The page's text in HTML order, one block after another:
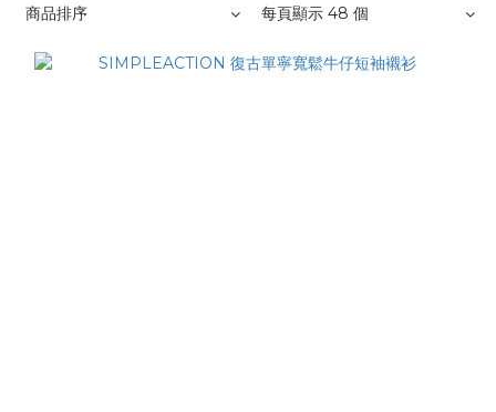
商品排序 每頁顯示 48 個